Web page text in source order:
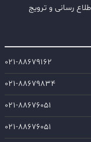
رسانی و ترویج
۰۲۱-۸۸۶۷۹۱۶۲
۰۲۱-۸۸۶۷۹۸۳۴
۰۲۱-۸۸۶۷۶۰۵۱
۰۲۱-۸۸۶۷۶۰۵۱